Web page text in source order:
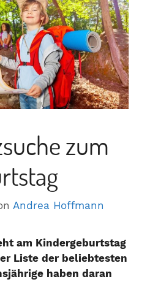
zum
Andrea Hoffmann
am Kindergeburtstag
Liste der beliebtesten
haben daran